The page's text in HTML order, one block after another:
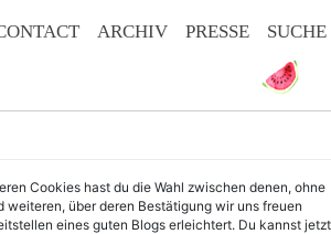
ARCHIV PRESSE SUCHE
Cookies hast du die Wahl zwischen denen, ohne
weiteren, über deren Bestätigung wir uns freuen
eines guten Blogs erleichtert. Du kannst jetzt